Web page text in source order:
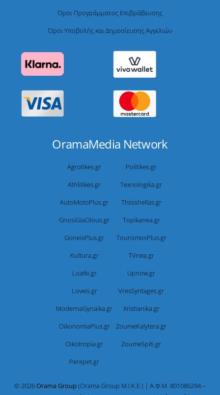
Όροι Προγράμματος Επιβράβευσης
Όροι Υποβολής και Δημοσίευσης Αγγελιών
OramaMedia Network
Agrotikes.gr
Politikes.gr
Athlitikes.gr
Texnologika.gr
AutoMotoPlus.gr
Thisishellas.gr
GnosiGiaOlous.gr
Topikanea.gr
GoneisPlus.gr
TourismosPlus.gr
Kultura.gr
TVnea.gr
Loatki.gr
Upnow.gr
Loveis.gr
VresSyntages.gr
ModernaGynaika.gr
Xristianika.gr
OikonomiaPlus.gr
ZoumeKalytera.gr
Oikotropia.gr
ZoumeSpiti.gr
Perepet.gr
© 2026Orama Group(Orama Group Μ.Ι.Κ.Ε.) | Α.Φ.Μ. 801086294 –